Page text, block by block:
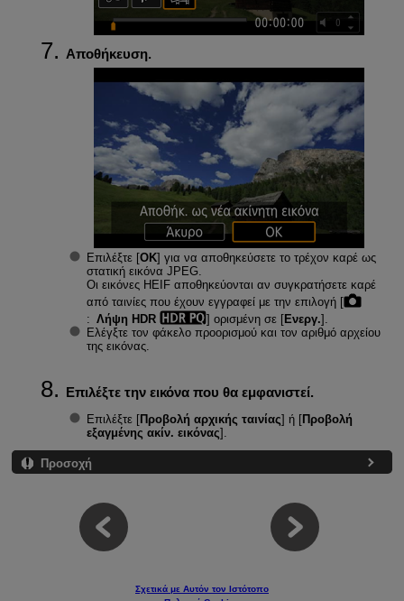
Αποθήκευση.
Επιλέξτε [ΟΚ] για να αποθηκεύσετε το τρέχον καρέ ως
στατική εικόνα JPEG.
Οι εικόνες HEIF αποθηκεύονται αν συγκρατήσετε καρέ
από ταινίες που έχουν εγγραφεί με την επιλογή [
: Λήψη HDR ] ορισμένη σε [Ενεργ.].
Ελέγξτε τον φάκελο προορισμού και τον αριθμό αρχείου
της εικόνας.
Επιλέξτε την εικόνα που θα εμφανιστεί.
Επιλέξτε [Προβολή αρχικής ταινίας] ή [Προβολή
εξαγμένης ακίν. εικόνας].
Προσοχή
Σχετικά με Αυτόν τον Ιστότοπο